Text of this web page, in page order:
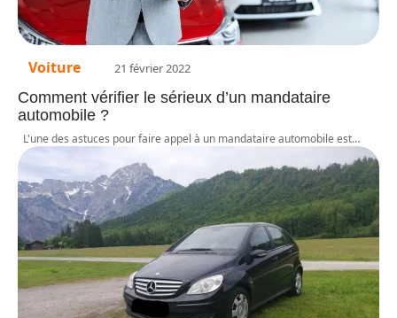
Voiture 21 février 2022
Comment vérifier le sérieux d’un mandataire
automobile ?
L'une des astuces pour faire appel à un mandataire automobile est…